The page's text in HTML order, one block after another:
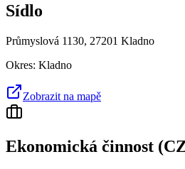
Sídlo
Průmyslová 1130, 27201 Kladno
Okres: Kladno
Zobrazit na mapě
Ekonomická činnost